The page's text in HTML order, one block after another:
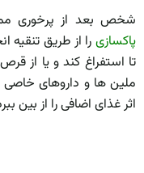
شخص بعد از پرخوری
پاکسازی را از طریق
ملین­ ها و داروهای خاصی
اثر غذای اضافی را از بین